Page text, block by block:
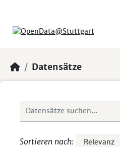
Datensätze
Sortieren nach